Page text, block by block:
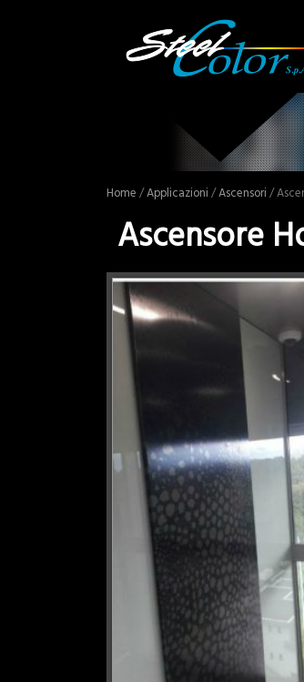
Home /Applicazioni /Ascensori /
Ascensore